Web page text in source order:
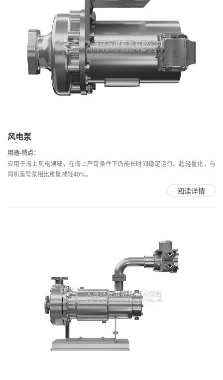
风电泵
用途-特点：
应用于海上风电领域，在海上严苛条件下仍能长时间稳定运行。超轻量化，与
同机座号泵相比重量减轻40%。
阅读详情